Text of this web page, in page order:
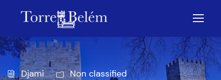
Djami Non classified